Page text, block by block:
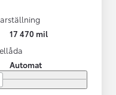
17 470 mil
Automat